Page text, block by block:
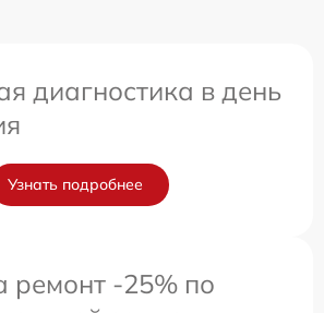
диагностика в день
Узнать подробнее
ремонт -25% по